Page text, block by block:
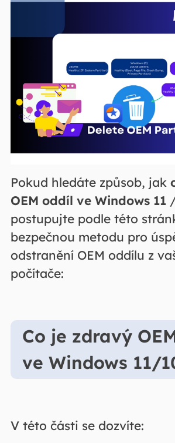
Pokud hledáte způsob, jak
OEM oddíl ve Windows 11/
postupujte podle této
bezpečnou metodu pro
odstranění OEM oddílu z
počítače:
Co je zdravý
ve Windows 11/
V této části se dozvíte: